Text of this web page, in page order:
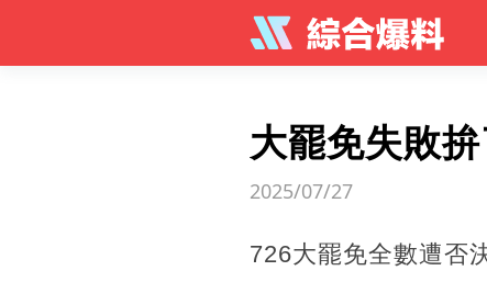
大罷免失敗
2025/07/27
726大罷免全數遭否